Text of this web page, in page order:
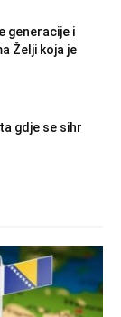
generacije i
Želji koja je
gdje se sihr